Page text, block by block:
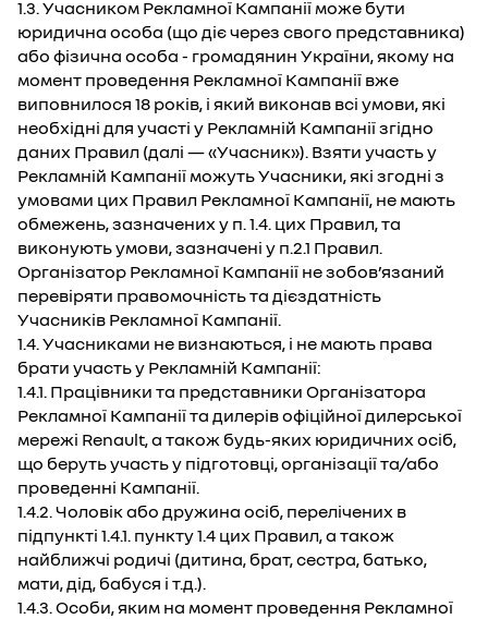
1.3. Учасником Рекламної Кампанії може бути
юридична особа (що діє через свого представника)
або фізична особа - громадянин України, якому на
момент проведення Рекламної Кампанії вже
виповнилося 18 років, і який виконав всі умови, які
необхідні для участі у Рекламній Кампанії згідно
даних Правил (далі — «Учасник»). Взяти участь у
Рекламній Кампанії можуть Учасники, які згодні з
умовами цих Правил Рекламної Кампанії, не мають
обмежень, зазначених у п. 1.4. цих Правил, та
виконують умови, зазначені у п.2.1 Правил.
Організатор Рекламної Кампанії не зобов’язаний
перевіряти правомочність та дієздатність
Учасників Рекламної Кампанії.
1.4. Учасниками не визнаються, і не мають права
брати участь у Рекламній Кампанії:
1.4.1. Працівники та представники Організатора
Рекламної Кампанії та дилерів офіційної дилерської
мережі Renault, а також будь-яких юридичних осіб,
що беруть участь у підготовці, організації та/або
проведенні Кампанії.
1.4.2. Чоловік або дружина осіб, перелічених в
підпункті 1.4.1. пункту 1.4 цих Правил, а також
найближчі родичі (дитина, брат, сестра, батько,
мати, дід, бабуся і т.д.).
1.4.3. Особи, яким на момент проведення Рекламної